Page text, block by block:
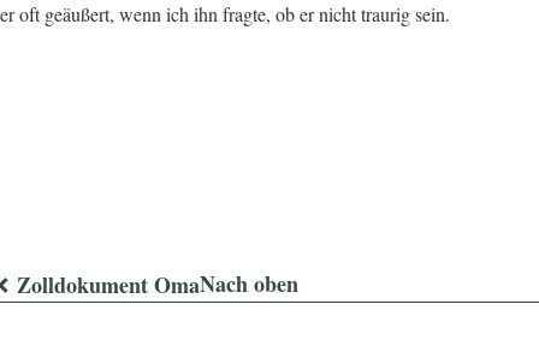
er oft geäußert, wenn ich ihn fragte, ob er nicht traurig sein.
Links
Zolldokument OmaNach oben